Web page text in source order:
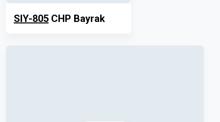
SIY-805 CHP Bayrak